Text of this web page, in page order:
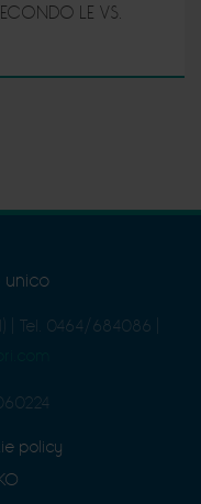
LE VS.
unico
Tel. 0464/684086
policy